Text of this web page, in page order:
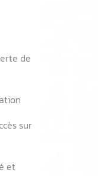
et accès
du
à une perte de